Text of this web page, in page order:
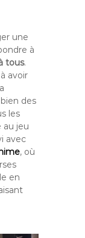
une
à
tous.
avoir
des
les
au jeu
avec
, où
en